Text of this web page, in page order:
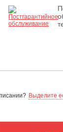
Выделите